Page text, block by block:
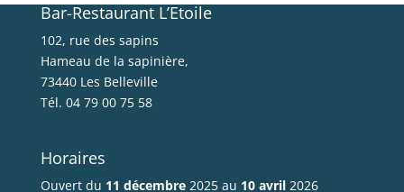
Bar-Restaurant L’Etoile
102, rue des sapins
Hameau de la sapinière,
73440 Les Belleville
Tél. 04 79 00 75 58
Horaires
Ouvert du 11 décembre2025 au 10 avril2026